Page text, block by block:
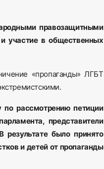
правозащитными
участие в общественных
«пропаганды» ЛГБТ
по рассмотрению петиции
представители
результате было принято
и детей от пропаганды